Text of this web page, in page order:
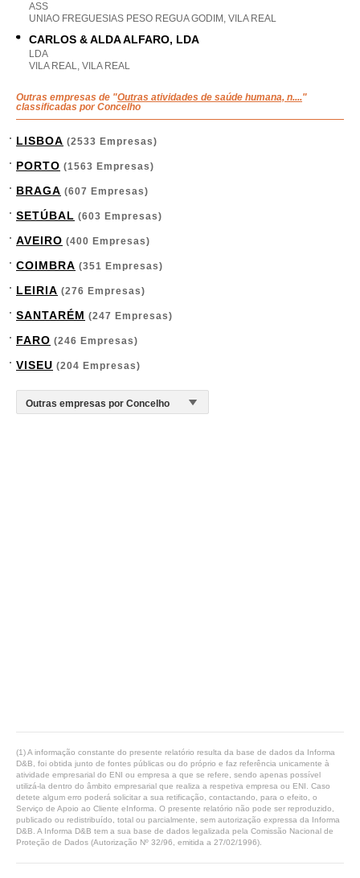
ASS
UNIAO FREGUESIAS PESO REGUA GODIM, VILA REAL
CARLOS & ALDA ALFARO, LDA
LDA
VILA REAL, VILA REAL
Outras empresas de "Outras atividades de saúde humana, n...."
classificadas por Concelho
LISBOA (2533 Empresas)
PORTO (1563 Empresas)
BRAGA (607 Empresas)
SETÚBAL (603 Empresas)
AVEIRO (400 Empresas)
COIMBRA (351 Empresas)
LEIRIA (276 Empresas)
SANTARÉM (247 Empresas)
FARO (246 Empresas)
VISEU (204 Empresas)
(1) A informação constante do presente relatório resulta da base de dados da Informa
D&B, foi obtida junto de fontes públicas ou do próprio e faz referência unicamente à
atividade empresarial do ENI ou empresa a que se refere, sendo apenas possível
utilizá-la dentro do âmbito empresarial que realiza a respetiva empresa ou ENI. Caso
detete algum erro poderá solicitar a sua retificação, contactando, para o efeito, o
Serviço de Apoio ao Cliente eInforma. O presente relatório não pode ser reproduzido,
publicado ou redistribuído, total ou parcialmente, sem autorização expressa da Informa
D&B. A Informa D&B tem a sua base de dados legalizada pela Comissão Nacional de
Proteção de Dados (Autorização Nº 32/96, emitida a 27/02/1996).